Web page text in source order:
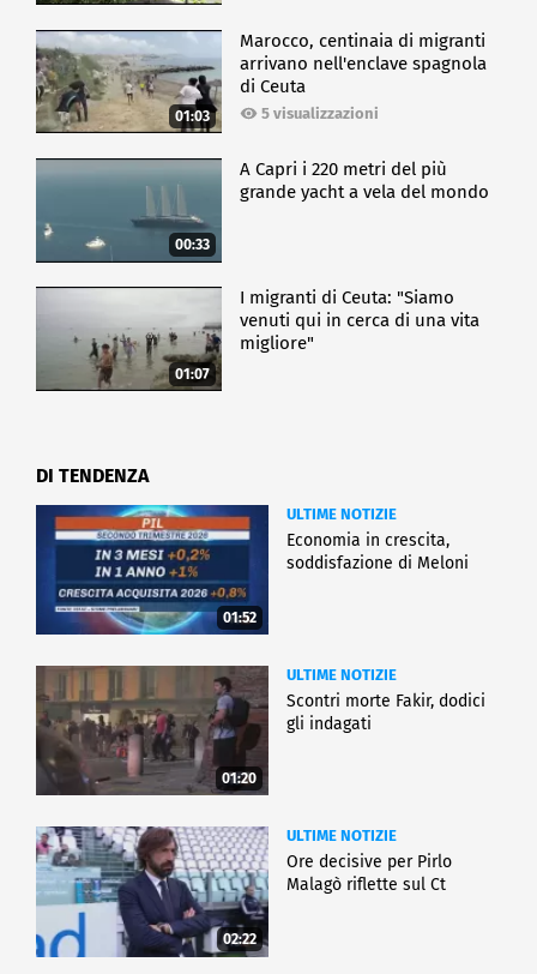
01:03
Marocco, centinaia di migranti
arrivano nell'enclave spagnola
di Ceuta
5 visualizzazioni
00:33
A Capri i 220 metri del più
grande yacht a vela del mondo
01:07
I migranti di Ceuta: "Siamo
venuti qui in cerca di una vita
migliore"
DI TENDENZA
01:52
ULTIME NOTIZIE
Economia in crescita,
soddisfazione di Meloni
01:20
ULTIME NOTIZIE
Scontri morte Fakir, dodici
gli indagati
02:22
ULTIME NOTIZIE
Ore decisive per Pirlo
Malagò riflette sul Ct